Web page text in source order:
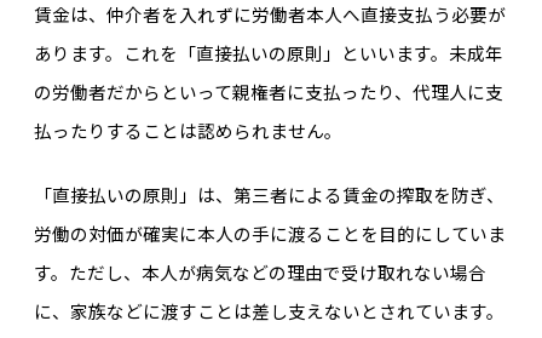
賃金は、仲介者を入れずに労働者本人へ直接支払う必要が
あります。これを「直接払いの原則」といいます。未成年
の労働者だからといって親権者に支払ったり、代理人に支
払ったりすることは認められません。
「直接払いの原則」は、第三者による賃金の搾取を防ぎ、
労働の対価が確実に本人の手に渡ることを目的にしていま
す。ただし、本人が病気などの理由で受け取れない場合
に、家族などに渡すことは差し支えないとされています。